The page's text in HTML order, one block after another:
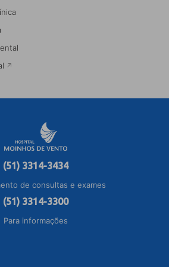
(51) 3314-3434
de consultas e exames
(51) 3314-3300
Para informações